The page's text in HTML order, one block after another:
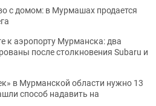
с домом: в Мурмашах продается
к аэропорту Мурманска: два
после столкновения Subaru и
в Мурманской области нужно 13
способ надавить на